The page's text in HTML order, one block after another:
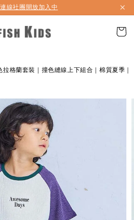
｜ 滿2,900 折140 ｜ 3%購物金
格蘭套裝｜撞色縫線上下組合｜棉質夏季｜